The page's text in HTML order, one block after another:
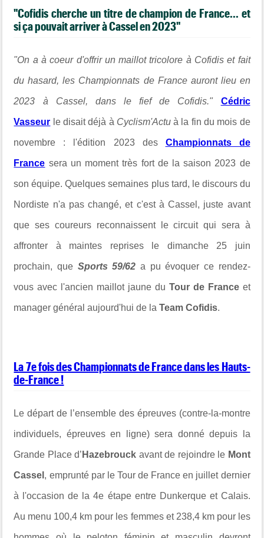
"Cofidis cherche un titre de champion de France... et
si ça pouvait arriver à Cassel en 2023"
"On a à coeur d'offrir un maillot tricolore à Cofidis et fait
du hasard, les Championnats de France auront lieu en
2023 à Cassel, dans le fief de Cofidis." Cédric
Vasseur le disait déjà à Cyclism'Actuà la fin du mois de
novembre : l'édition 2023 des Championnats de
France sera un moment très fort de la saison 2023 de
son équipe. Quelques semaines plus tard, le discours du
Nordiste n'a pas changé, et c'est à Cassel, juste avant
que ses coureurs reconnaissent le circuit qui sera à
affronter à maintes reprises le dimanche 25 juin
prochain, que Sports 59/62a pu évoquer ce rendez-
vous avec l'ancien maillot jaune du Tour de France et
manager général aujourd'hui de la Team Cofidis.
La 7e fois des Championnats de France dans les Hauts-
de-France !
Le départ de l’ensemble des épreuves (contre-la-montre
individuels, épreuves en ligne) sera donné depuis la
Grande Place d’ Hazebrouck avant de rejoindre le Mont
Cassel , emprunté par le Tour de France en juillet dernier
à l'occasion de la 4e étape entre Dunkerque et Calais.
Au menu 100,4 km pour les femmes et 238,4 km pour les